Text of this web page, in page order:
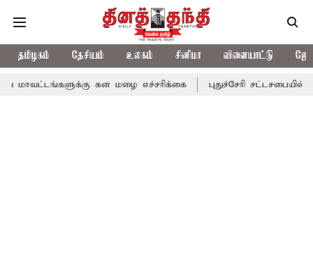
தமிழகம் தேசியம் உலகம் சினிமா விளையாட்டு
கன மழை எச்சரிக்கை புதுச்சேரி சட்டசபையில் வரும்